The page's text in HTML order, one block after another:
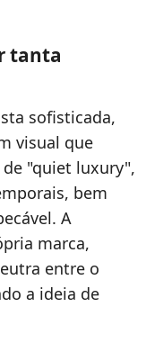
tanta
sofisticada,
visual que
"quiet luxury",
bem
A
marca,
entre o
a ideia de